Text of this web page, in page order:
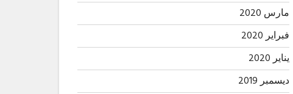
مارس 2020
فبراير 2020
يناير 2020
ديسمبر 2019